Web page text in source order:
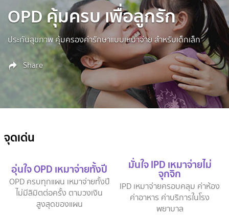
OPD คุ้มครบ เพื่อลูกรัก
ประกันสุขภาพ คุ้มครองค่ารักษาแบบเหมาจ่าย สำหรับเด็กเล็ก
Share
จุดเด่น
อุ่นใจ OPD เหมาจ่ายทั้งปี
OPD ครบทุกแผน เหมาจ่ายทั้งปี
ไม่มีลิมิตต่อครั้ง ตามวงเงิน
สูงสุดของแผน
มั่นใจ IPD เหมาจ่ายไม่
จุกจิก
IPD เหมาจ่ายครอบคลุม ค่าห้อง
ค่าอาหาร ค่าบริการในโรง
พยาบาล